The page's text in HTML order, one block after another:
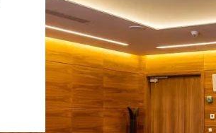
Применены панели
System™
860 кв.м
Генподрядчик:Ленмонтаж
Адрес:Крестовский остров,
Петербург